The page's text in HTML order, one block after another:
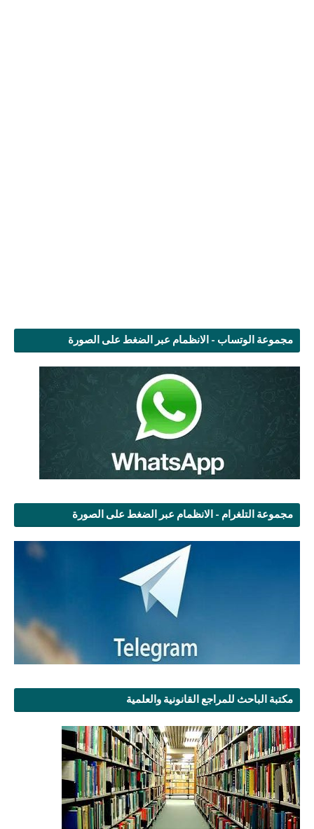
مجموعة الوتساب - الانظمام عبر الضغط على الصورة
مجموعة التلغرام - الانظمام عبر الضغط على الصورة
مكتبة الباحث للمراجع القانونية والعلمية